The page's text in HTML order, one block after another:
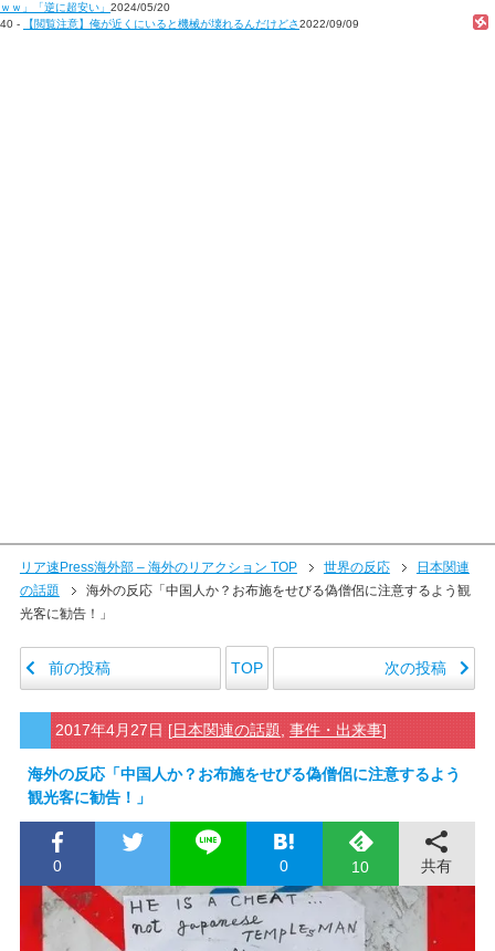
ｗｗ」「逆に超安い」 2024/05/20
40 -
【閲覧注意】俺が近くにいると機械が壊れるんだけどさ2022/09/09
リア速Press海外部 – 海外のリアクション TOP 世界の反応
日本関連
の話題
海外の反応「中国人か？お布施をせびる偽僧侶に注意するよう観
光客に勧告！」
前の投稿 TOP 次の投稿
2017年4月27日 [日本関連の話題, 事件・出来事]
海外の反応「中国人か？お布施をせびる偽僧侶に注意するよう
観光客に勧告！」
0 0 10 共有